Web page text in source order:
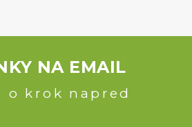
NA EMAIL
o krok napred